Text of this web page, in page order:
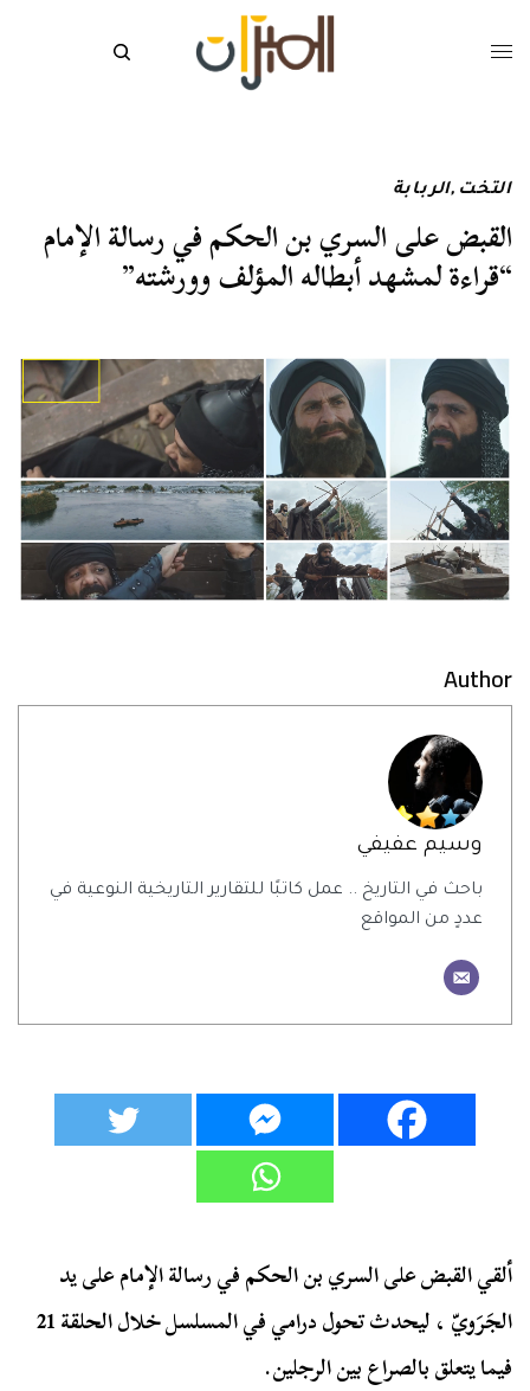
التخت ,الربابة
القبض على السري بن الحكم في رسالة الإمام
“قراءة لمشهد أبطاله المؤلف وورشته”
Author
وسيم عفيفي
باحث في التاريخ .. عمل كاتبًا للتقارير التاريخية النوعية في
عددٍ من المواقع
ألقي القبض على السري بن الحكم في رسالة الإمام على يد
الجَرَويّ ، ليحدث تحول درامي في المسلسل خلال الحلقة 21
فيما يتعلق بالصراع بين الرجلين.